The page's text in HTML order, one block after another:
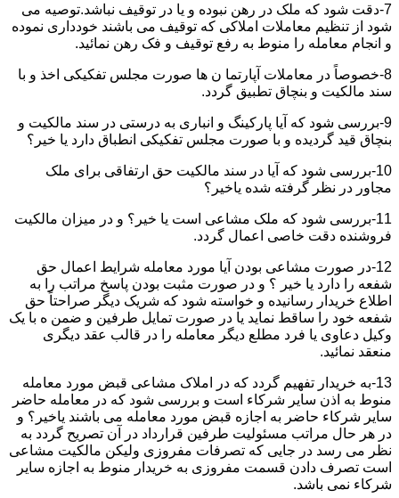
7-دقت شود که ملک در رهن نبوده و یا در توقیف نباشد.توصیه می
شود از تنظیم معاملات املاکی که توقیف می باشند خودداری نموده
و انجام معامله را منوط به رفع توقیف و فک رهن نمائید.
8-خصوصاً در معاملات آپارتما ن ها صورت مجلس تفکیکی اخذ و با
سند مالکیت و بنچاق تطبیق گردد.
9-بررسی شود که آیا پارکینگ و انباری به درستی در سند مالکیت و
بنچاق قید گردیده و با صورت مجلس تفکیکی انطباق دارد یا خیر؟
10-بررسی شود که آیا در سند مالکیت حق ارتفاقی برای ملک
مجاور در نظر گرفته شده یاخیر؟
11-بررسی شود که ملک مشاعی است یا خیر؟ و در میزان مالکیت
فروشنده دقت خاصی اعمال گردد.
12-در صورت مشاعی بودن آیا مورد معامله شرایط اعمال حق
شفعه را دارد یا خیر ؟ و در صورت مثبت بودن پاسخ مراتب را به
اطلاع خریدار رسانیده و خواسته شود که شریک دیگر صراحتاً حق
شفعه خود را ساقط نماید یا در صورت تمایل طرفین و ضمن ه با یک
وکیل دعاوی یا فرد مطلع دیگر معامله را در قالب عقد دیگری
منعقد نمائید.
13-به خریدار تفهیم گردد که در املاک مشاعی قبض مورد معامله
منوط به اذن سایر شرکاء است و بررسی شود که در معامله حاضر
سایر شرکاء حاضر به اجازه قبض مورد معامله می باشند یاخیر؟ و
در هر حال مراتب مسئولیت طرفین قرارداد در آن تصریح گردد به
نظر می رسد در جایی که تصرفات مفروزی ولیکن مالکیت مشاعی
است تصرف دادن قسمت مفروزی به خریدار منوط به اجازه سایر
شرکاء نمی باشد.